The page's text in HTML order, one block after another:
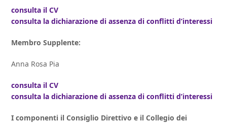
consulta il CV
consulta la dichiarazione di assenza di conflitti d’interessi
Membro Supplente:
Anna Rosa Pia
consulta il CV
consulta la dichiarazione di assenza di conflitti d’interessi
​I componenti il Consiglio Direttivo e il Collegio dei